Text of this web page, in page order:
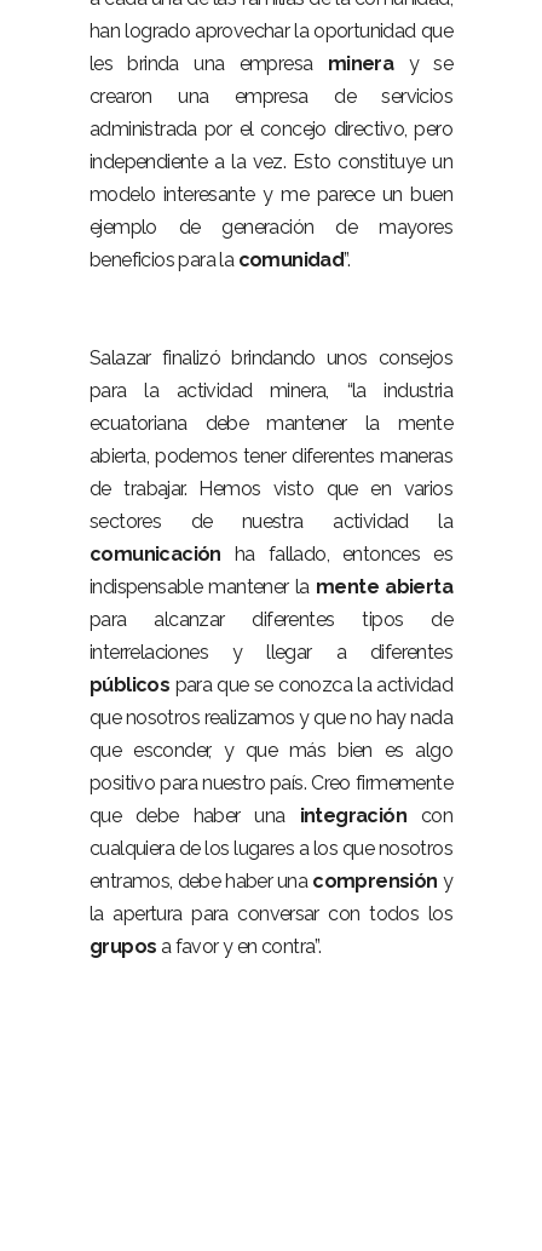
han logrado aprovechar la oportunidad que
les brinda una empresa mineray se
crearon una empresa de servicios
administrada por el concejo directivo, pero
independiente a la vez. Esto constituye un
modelo interesante y me parece un buen
ejemplo de generación de mayores
beneficios para la comunidad”.
Salazar finalizó brindando unos consejos
para la actividad minera, “la industria
ecuatoriana debe mantener la mente
abierta, podemos tener diferentes maneras
de trabajar. Hemos visto que en varios
sectores de nuestra actividad la
comunicación ha fallado, entonces es
indispensable mantener la mente abierta
para alcanzar diferentes tipos de
interrelaciones y llegar a diferentes
públicos para que se conozca la actividad
que nosotros realizamos y que no hay nada
que esconder, y que más bien es algo
positivo para nuestro país. Creo firmemente
que debe haber una integracióncon
cualquiera de los lugares a los que nosotros
entramos, debe haber una comprensión y
la apertura para conversar con todos los
grupos a favor y en contra”.